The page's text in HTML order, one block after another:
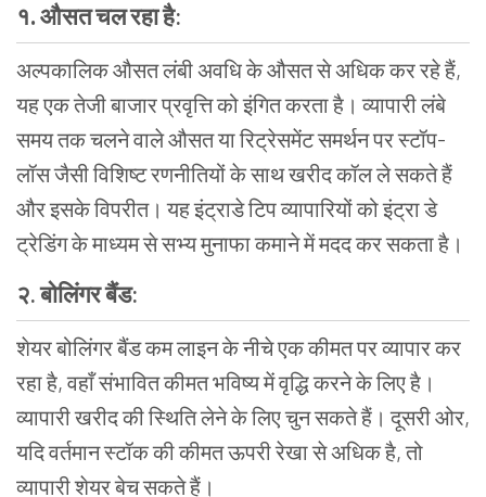
१.औसतचलरहाहै:
अल्पकालिकऔसतलंबीअवधिकेऔसतसेअधिककररहेहैं,
यहएकतेजीबाजारप्रवृत्तिकोइंगितकरताहै। व्यापारीलंबे
समयतकचलनेवालेऔसतयारिट्रेसमेंटसमर्थनपरस्टॉप-
लॉसजैसीविशिष्टरणनीतियोंकेसाथखरीदकॉललेसकतेहैं
औरइसकेविपरीत। यहइंट्राडेटिपव्यापारियोंकोइंट्राडे
ट्रेडिंगकेमाध्यमसेसभ्यमुनाफाकमानेमेंमददकरसकताहै।
२.बोलिंगरबैंड:
शेयरबोलिंगरबैंडकमलाइनकेनीचेएककीमतपरव्यापारकर
रहाहै,वहाँसंभावितकीमतभविष्यमेंवृद्धिकरनेकेलिएहै।
व्यापारीखरीदकीस्थितिलेनेकेलिएचुनसकतेहैं। दूसरीओर,
यदिवर्तमानस्टॉककीकीमतऊपरीरेखासेअधिकहै,तो
व्यापारीशेयरबेचसकतेहैं।